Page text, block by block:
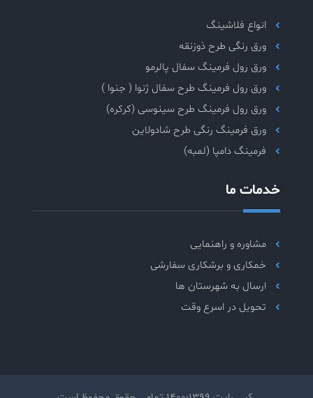
انواع فلاشینگ
ورق رنگی طرح ذوزنقه
ورق رول فرمینگ سفال پالرمو
ورق رول فرمینگ طرح سفال ژنوا ( جنوا )
ورق رول فرمینگ طرح سینوسی (کرکره)
ورق فرمینگ رنگی طرح شادولاین
فرمینگ دامپا (لمبه)
خدمات ما
مشاوره و راهنمایی
خمکاری و برشکاری سفارشی
ارسال به شهرستان ها
تحویل در اسرع وقت